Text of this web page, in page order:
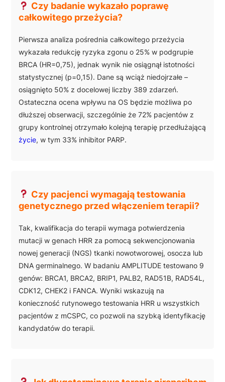
Czy badanie wykazało poprawę
całkowitego przeżycia?
Pierwsza analiza pośrednia całkowitego przeżycia
wykazała redukcję ryzyka zgonu o 25% w podgrupie
BRCA (HR=0,75), jednak wynik nie osiągnął istotności
statystycznej (p=0,15). Dane są wciąż niedojrzałe –
osiągnięto 50% z docelowej liczby 389 zdarzeń.
Ostateczna ocena wpływu na OS będzie możliwa po
dłuższej obserwacji, szczególnie że 72% pacjentów z
grupy kontrolnej otrzymało kolejną terapię przedłużającą
życie, w tym 33% inhibitor PARP.
Czy pacjenci wymagają testowania
genetycznego przed włączeniem terapii?
Tak, kwalifikacja do terapii wymaga potwierdzenia
mutacji w genach HRR za pomocą sekwencjonowania
nowej generacji (NGS) tkanki nowotworowej, osocza lub
DNA germinalnego. W badaniu AMPLITUDE testowano 9
genów: BRCA1, BRCA2, BRIP1, PALB2, RAD51B, RAD54L,
CDK12, CHEK2 i FANCA. Wyniki wskazują na
konieczność rutynowego testowania HRR u wszystkich
pacjentów z mCSPC, co pozwoli na szybką identyfikację
kandydatów do terapii.